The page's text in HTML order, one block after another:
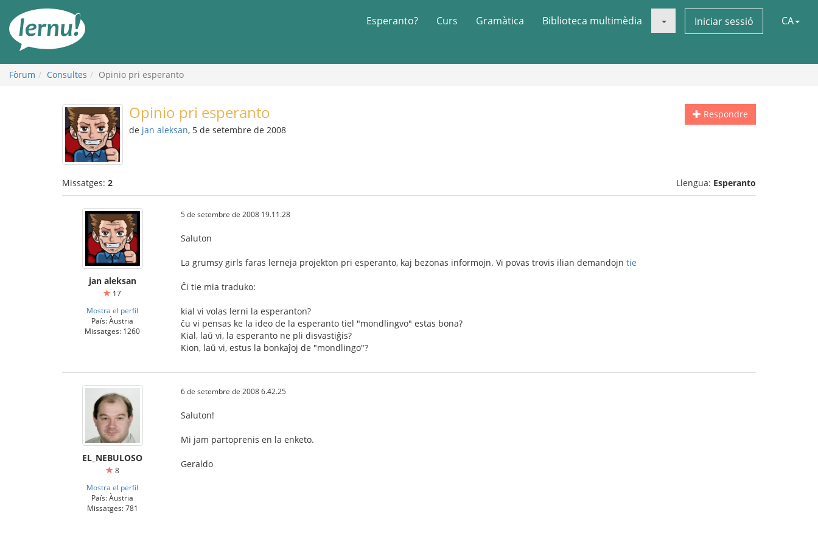
contingut
Esperanto? Curs Gramàtica Biblioteca multimèdia Iniciar sessió CA
Fòrum Consultes Opinio pri esperanto
Respondre
Opinio pri esperanto
de jan aleksan, 5 de setembre de 2008
Missatges: 2 Llengua: Esperanto
jan aleksan
17
Mostra el perfil
País: Àustria
Missatges: 1260
5 de setembre de 2008 19.11.28
Saluton
La grumsy girls faras lerneja projekton pri esperanto, kaj bezonas informojn. Vi povas trovis ilian demandojn tie
Ĉi tie mia traduko:
kial vi volas lerni la esperanton?
ĉu vi pensas ke la ideo de la esperanto tiel "mondlingvo" estas bona?
Kial, laŭ vi, la esperanto ne pli disvastiĝis?
Kion, laŭ vi, estus la bonkaĵoj de "mondlingo"?
EL_NEBULOSO
8
Mostra el perfil
País: Àustria
Missatges: 781
6 de setembre de 2008 6.42.25
Saluton!
Mi jam partoprenis en la enketo.
Geraldo